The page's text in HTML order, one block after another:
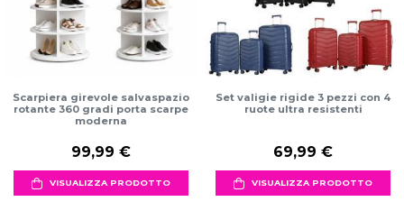
Scarpiera girevole salvaspazio
rotante 360 gradi porta scarpe
moderna
99,99 €
VISUALIZZA PRODOTTO
Set valigie rigide 3 pezzi con 4
ruote ultra resistenti
69,99 €
VISUALIZZA PRODOTTO